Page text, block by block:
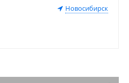
Новосибирск